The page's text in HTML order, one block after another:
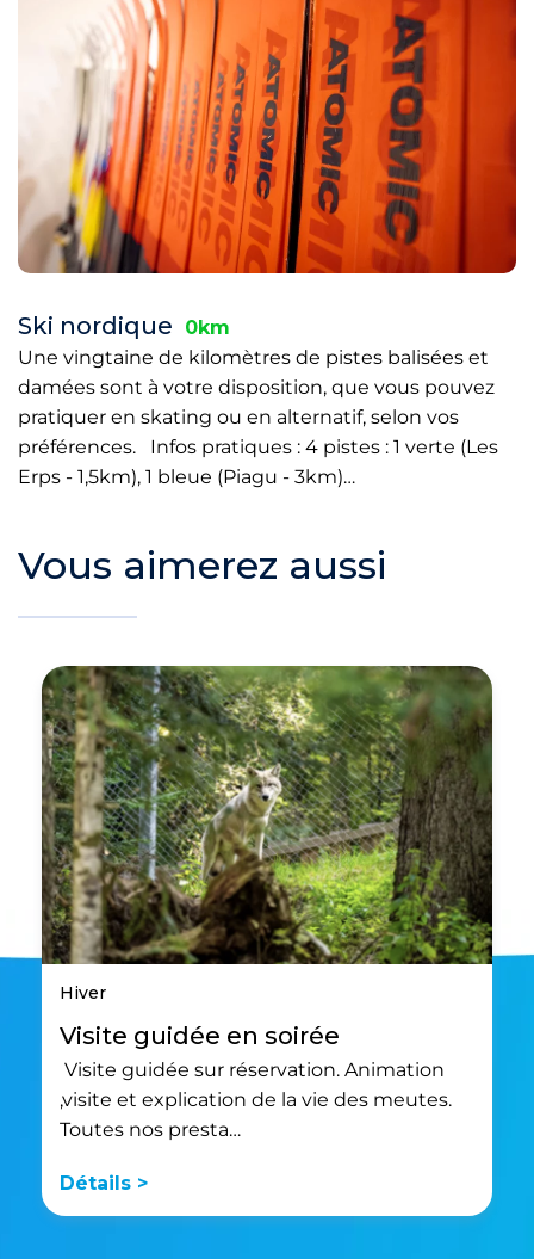
Ski nordique
0km
Une vingtaine de kilomètres de pistes balisées et
damées sont à votre disposition, que vous pouvez
pratiquer en skating ou en alternatif, selon vos
préférences. Infos pratiques : 4 pistes : 1 verte (Les
Erps - 1,5km), 1 bleue (Piagu - 3km)…
Vous aimerez aussi
Hiver
Visite guidée en soirée
Visite guidée sur réservation. Animation
,visite et explication de la vie des meutes.
Toutes nos presta…
Détails >